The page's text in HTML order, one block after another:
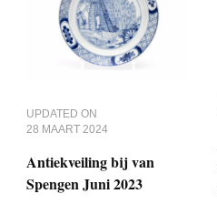
UPDATED ON
28 MAART 2024
Antiekveiling bij van
Spengen Juni 2023